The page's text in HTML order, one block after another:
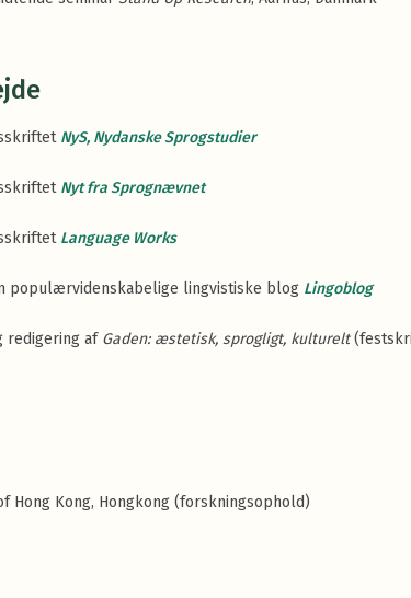
NyS, Nydanske Sprogstudier
Nyt fra Sprognævnet
Language Works
populærvidenskabelige lingvistiske blog Lingoblog
redigering af Gaden: æstetisk, sprogligt, kulturelt
Hong Kong, Hongkong (forskningsophold)